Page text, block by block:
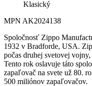
Klasický
MPN AK2024138
Spoločnosť Zippo
1932 v Bradforde, USA.
počas druhej svetovej
Tento rok oslavuje táto
zapaľovač na svete už 80.
500 miliónov zapaľovačov.